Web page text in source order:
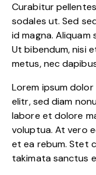
Curabitur
sodales ut. Sed
id magna.
Ut bibendum, nisi
metus, nec
Lorem ipsum
elitr, sed diam
labore et dolore
voluptua. At vero
et ea rebum. Stet
takimata sanctus